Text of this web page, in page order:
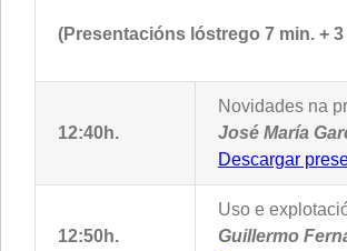
(Presentacións lóstrego 7 min. +
12:40h.
Novidades na
José María
Descargar
12:50h.
Uso e
Guillermo